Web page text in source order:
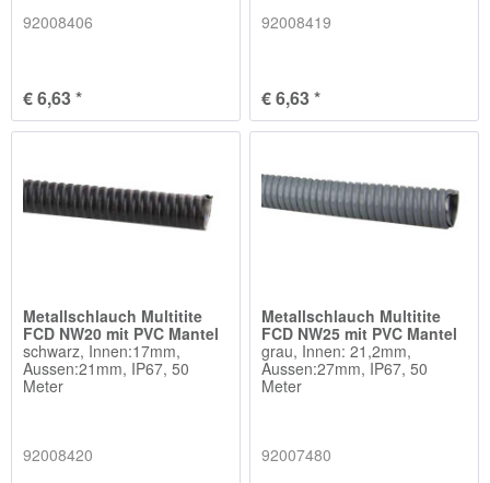
92008406
€ 6,63 *
92008419
€ 6,63 *
Metallschlauch Multitite
FCD NW20 mit PVC Mantel
schwarz, Innen:17mm,
Aussen:21mm, IP67, 50
Meter
92008420
Metallschlauch Multitite
FCD NW25 mit PVC Mantel
grau, Innen: 21,2mm,
Aussen:27mm, IP67, 50
Meter
92007480